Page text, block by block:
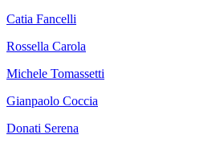
Catia Fancelli
Rossella Carola
Michele Tomassetti
Gianpaolo Coccia
Donati Serena